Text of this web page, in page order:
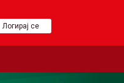
Логирај се